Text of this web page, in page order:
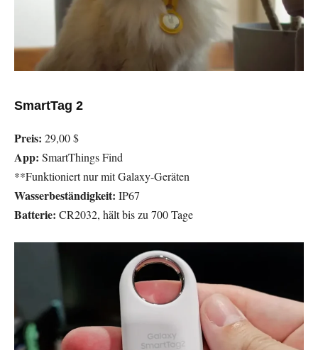
SmartTag 2
Preis: 29,00 $
App: SmartThings Find
**Funktioniert nur mit Galaxy-Geräten
Wasserbeständigkeit: IP67
Batterie: CR2032, hält bis zu 700 Tage